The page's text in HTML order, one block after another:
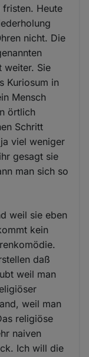
fristen. Heute
nicht. Die
weiter. Sie
Kuriosum in
Mensch
örtlich
Schritt
viel weniger
gesagt sie
man sich so
weil sie eben
kein
daß
weil man
weil man
religiöse
naiven
Ich will die